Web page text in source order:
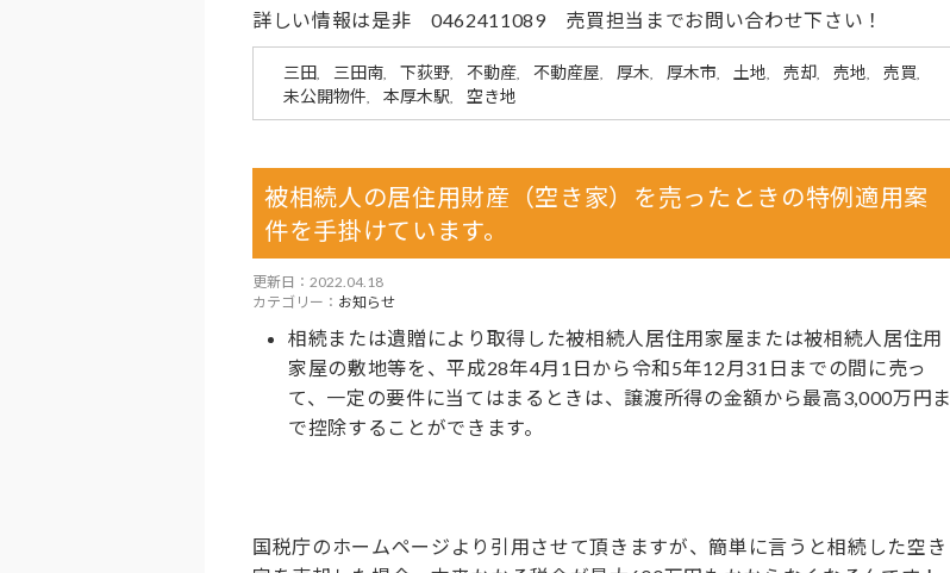
詳しい情報は是非 0462411089 売買担当までお問い合わせ下さい！
三田 三田南 下荻野 不動産 不動産屋 厚木 厚木市 土地 売却 売地 売買
未公開物件 本厚木駅 空き地
被相続人の居住用財産（空き家）を売ったときの特例適用案
件を手掛けています。
更新日：2022.04.18
カテゴリー： お知らせ
相続または遺贈により取得した被相続人居住用家屋または被相続人居住用
家屋の敷地等を、平成28年4月1日から令和5年12月31日までの間に売っ
て、一定の要件に当てはまるときは、譲渡所得の金額から最高3,000万円ま
で控除することができます。
国税庁のホームページより引用させて頂きますが、簡単に言うと相続した空き